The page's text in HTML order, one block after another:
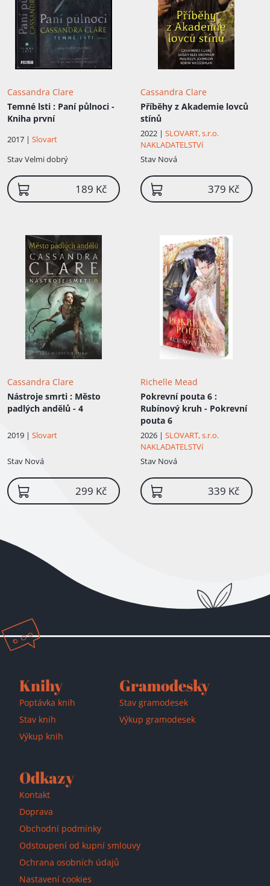
Cassandra Clare
Temné lsti : Paní půlnoci -
Kniha první
2017 | Slovart
StavVelmi dobrý
189 Kč
Cassandra Clare
Příběhy z Akademie lovců
stínů
2022 | SLOVART, s.r.o.
NAKLADATELSTVí
Stav Nová
379 Kč
Cassandra Clare
Nástroje smrti : Město
padlých andělů - 4
2019 | Slovart
Stav Nová
299 Kč
Richelle Mead
Pokrevní pouta 6 :
Rubínový kruh - Pokrevní
pouta 6
2026 | SLOVART, s.r.o.
NAKLADATELSTVí
Stav Nová
339 Kč
Přidáno do košíku!
Knihy
Poptávka knih
Stav knih
Výkup knih
Gramodesky
Stav gramodesek
Výkup gramodesek
Odkazy
Kontakt
Doprava
Obchodní podmínky
Odstoupení od kupní smlouvy
Ochrana osobních údajů
Nastavení cookies